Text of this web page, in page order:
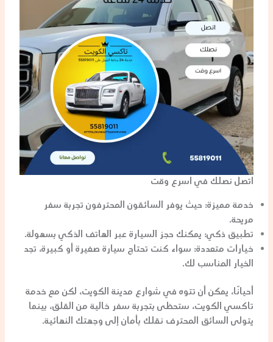
اتصل نصلك في اسرع وقت
خدمة مميزة: حيث يوفر السائقون المحترفون تجربة سفر
مريحة.
تطبيق ذكي: يمكنك حجز السيارة عبر الهاتف الذكي بسهولة.
خيارات متعددة: سواء كنت تحتاج سيارة صغيرة أو كبيرة، تجد
الخيار المناسب لك.
أحيانًا، يمكن أن تتوه في شوارع مدينة الكويت، لكن مع خدمة
تاكسي الكويت، ستحظى بتجربة سفر خالية من القلق، بينما
يتولى السائق المحترف نقلك بأمان إلى وجهتك النهائية.